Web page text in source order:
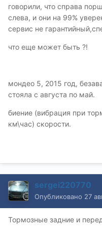
говорили, что справа
слева, и они на 99%
сервис не
что еще может быть ?!
мондео 5, 2015 год,
стояла с августа по май.
биение (вибрация при
км\час) скорости.
sergei220770
Опубликовано 27
Тормозные задние и